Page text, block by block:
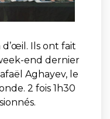
Ils ont fait
end dernier
Aghayev, le
2 fois 1h30